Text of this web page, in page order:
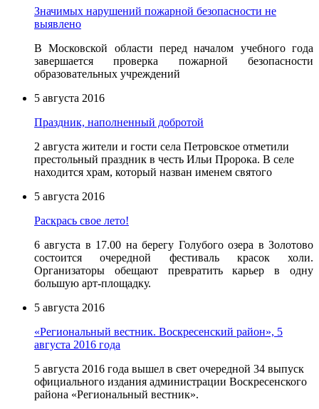
Значимых нарушений пожарной безопасности не
выявлено
В Московской области перед началом учебного года
завершается проверка пожарной безопасности
образовательных учреждений
5 августа 2016
Праздник, наполненный добротой
2 августа жители и гости села Петровское отметили
престольный праздник в честь Ильи Пророка. В селе
находится храм, который назван именем святого
5 августа 2016
Раскрась свое лето!
6 августа в 17.00 на берегу Голубого озера в Золотово
состоится очередной фестиваль красок холи.
Организаторы обещают превратить карьер в одну
большую арт-площадку.
5 августа 2016
«Региональный вестник. Воскресенский район», 5
августа 2016 года
5 августа 2016 года вышел в свет очередной 34 выпуск
официального издания администрации Воскресенского
района «Региональный вестник».